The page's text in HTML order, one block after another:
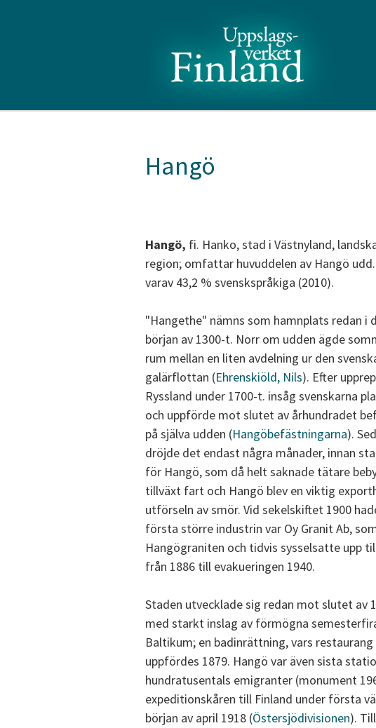
Hangö
Hangö, fi. Hanko, stad i Västnyland,
region; omfattar huvuddelen av Hangö
varav 43,2 % svenskspråkiga (2010).
"Hangethe" nämns som hamnplats redan i
början av 1300-t. Norr om udden ägde
rum mellan en liten avdelning ur den
galärflottan (Ehrenskiöld, Nils). Efter
Ryssland under 1700-t. insåg svenskarna
och uppförde mot slutet av århundradet
på själva udden (Hangöbefästningarna).
dröjde det endast några månader, innan
för Hangö, som då helt saknade tätare
tillväxt fart och Hangö blev en viktig
utförseln av smör. Vid sekelskiftet 1900
första större industrin var Oy Granit Ab,
Hangögraniten och tidvis sysselsatte upp
från 1886 till evakueringen 1940.
Staden utvecklade sig redan mot slutet av
med starkt inslag av förmögna
Baltikum; en badinrättning, vars
uppfördes 1879. Hangö var även sista
hundratusentals emigranter (monument
expeditionskåren till Finland under första
början av april 1918 (Östersjödivisionen).